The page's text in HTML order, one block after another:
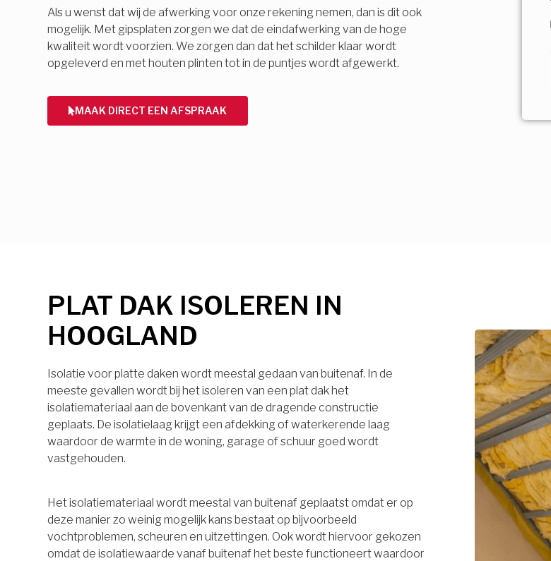
Als u wenst dat wij de afwerking voor onze rekening nemen, dan is dit ook
mogelijk. Met gipsplaten zorgen we dat de eindafwerking van de hoge
kwaliteit wordt voorzien. We zorgen dan dat het schilder klaar wordt
opgeleverd en met houten plinten tot in de puntjes wordt afgewerkt.
MAAK DIRECT EEN AFSPRAAK
PLAT DAK ISOLEREN IN
HOOGLAND
Isolatie voor platte daken wordt meestal gedaan van buitenaf. In de
meeste gevallen wordt bij het isoleren van een plat dak het
isolatiemateriaal aan de bovenkant van de dragende constructie
geplaats. De isolatielaag krijgt een afdekking of waterkerende laag
waardoor de warmte in de woning, garage of schuur goed wordt
vastgehouden.
Het isolatiemateriaal wordt meestal van buitenaf geplaatst omdat er op
deze manier zo weinig mogelijk kans bestaat op bijvoorbeeld
vochtproblemen, scheuren en uitzettingen. Ook wordt hiervoor gekozen
omdat de isolatiewaarde vanaf buitenaf het beste functioneert waardoor